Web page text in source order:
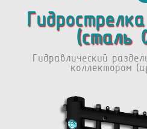
(сталь
Гидравлический
коллектором